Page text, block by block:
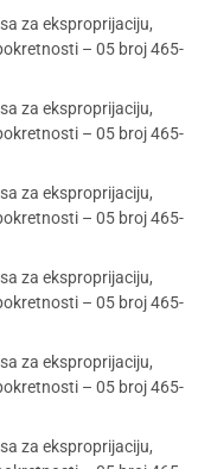
za eksproprijaciju,
– 05 broj 465-
za eksproprijaciju,
– 05 broj 465-
za eksproprijaciju,
– 05 broj 465-
za eksproprijaciju,
– 05 broj 465-
za eksproprijaciju,
– 05 broj 465-
za eksproprijaciju,